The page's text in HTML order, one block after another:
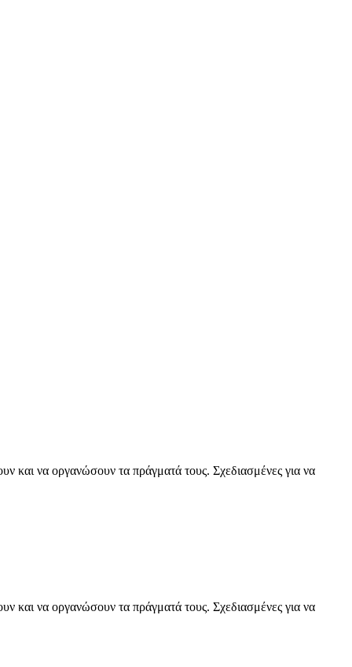
και να οργανώσουν τα πράγματά τους. Σχεδιασμένες για να
και να οργανώσουν τα πράγματά τους. Σχεδιασμένες για να